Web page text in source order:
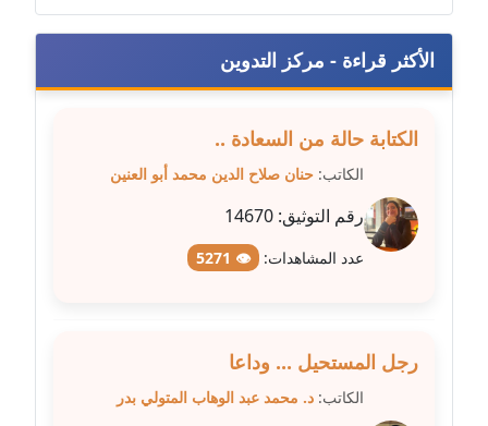
مدونة سعيد زعلوك
معلق
مدونة سلوى بدران
مدونة سلوي جلال
عاملة
مدونة سماح حامد
الأكثر قراءة - مركز التدوين
الكتابة حالة من السعادة ..
الكاتب: حنان صلاح الدين محمد أبو العنين
رقم التوثيق: 14670
عدد المشاهدات: 👁 5271
رجل المستحيل ... وداعا
الكاتب: د. محمد عبد الوهاب المتولي بدر